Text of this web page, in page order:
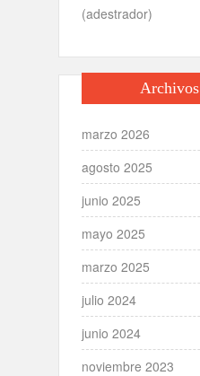
(adestrador)
Archivos
marzo 2026
agosto 2025
junio 2025
mayo 2025
marzo 2025
julio 2024
junio 2024
noviembre 2023